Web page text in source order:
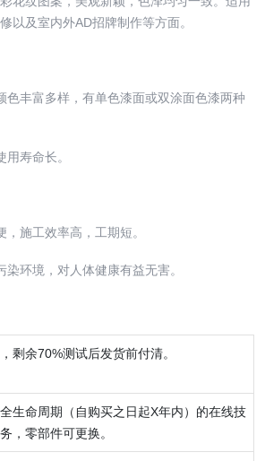
以及室内外AD招牌制作等方面。
色丰富多样，有单色漆面或双涂面色漆两种
用寿命长。
，施工效率高，工期短。
染环境，对人体健康有益无害。
剩余70%测试后发货前付清。
生命周期（自购买之日起X年内）的在线技
，零部件可更换。